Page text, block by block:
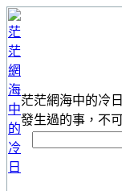
茫茫網海中的冷日
發生過的事，不